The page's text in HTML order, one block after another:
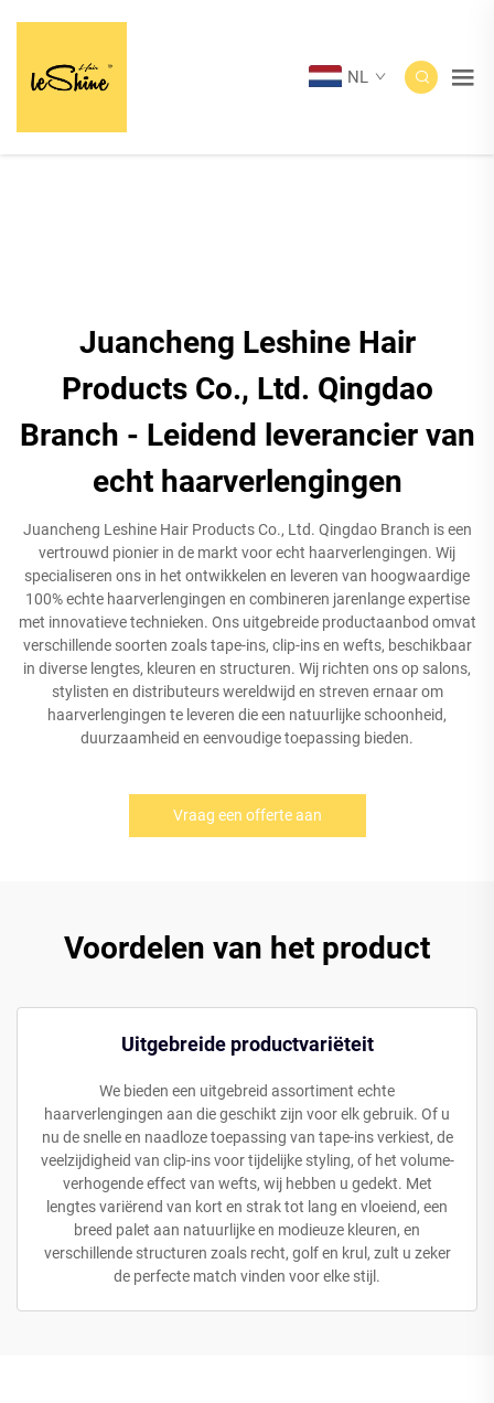
NL
Juancheng Leshine Hair
Products Co., Ltd. Qingdao
Branch - Leidend leverancier van
echt haarverlengingen
Juancheng Leshine Hair Products Co., Ltd. Qingdao Branch is een
vertrouwd pionier in de markt voor echt haarverlengingen. Wij
specialiseren ons in het ontwikkelen en leveren van hoogwaardige
100% echte haarverlengingen en combineren jarenlange expertise
met innovatieve technieken. Ons uitgebreide productaanbod omvat
verschillende soorten zoals tape-ins, clip-ins en wefts, beschikbaar
in diverse lengtes, kleuren en structuren. Wij richten ons op salons,
stylisten en distributeurs wereldwijd en streven ernaar om
haarverlengingen te leveren die een natuurlijke schoonheid,
duurzaamheid en eenvoudige toepassing bieden.
Vraag een offerte aan
Voordelen van het product
Uitgebreide productvariëteit
We bieden een uitgebreid assortiment echte
haarverlengingen aan die geschikt zijn voor elk gebruik. Of u
nu de snelle en naadloze toepassing van tape-ins verkiest, de
veelzijdigheid van clip-ins voor tijdelijke styling, of het volume-
verhogende effect van wefts, wij hebben u gedekt. Met
lengtes variërend van kort en strak tot lang en vloeiend, een
breed palet aan natuurlijke en modieuze kleuren, en
verschillende structuren zoals recht, golf en krul, zult u zeker
de perfecte match vinden voor elke stijl.